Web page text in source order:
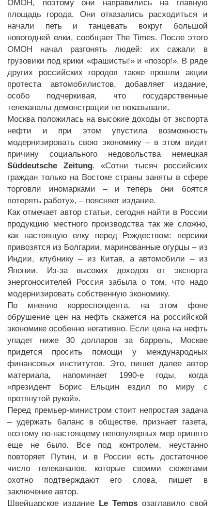
ОМОН, поэтому они направились на главную
площадь города. Они отказались расходиться и
начали петь и танцевать вокруг большой
новогодней елки, сообщает The Times. После этого
ОМОН начал разгонять людей: их сажали в
грузовики под крики «фашисты!» и «позор!». В ряде
других российских городов также прошли акции
протеста автомобилистов, добавляет издание,
особо подчеркивая, что государственные
телеканалы демонстрации не показывали.
Москва положилась на высокие доходы от экспорта
нефти и при этом упустила возможность
модернизировать свою экономику – в этом видит
причину социального недовольства немецкая
Süddeutsche Zeitung. «Сотни тысяч российских
граждан только на Востоке страны заняты в сфере
торговли иномарками – и теперь они боятся
потерять работу», – поясняет издание.
Как отмечает автор статьи, сегодня найти в России
продукцию местного производства так же сложно,
как настоящую елку перед Рождеством: персики
привозятся из Болгарии, маринованные огурцы – из
Индии, клубнику – из Китая, а автомобили – из
Японии. Из-за высоких доходов от экспорта
энергоносителей Россия забыла о том, что надо
модернизировать собственную экономику.
По мнению корреспондента, на этом фоне
обрушение цен на нефть скажется на российской
экономике особенно негативно. Если цена на нефть
упадет ниже 30 долларов за баррель, Москве
придется просить помощи у международных
финансовых институтов. Это, пишет далее автор
материала, напоминает 1990-е годы, когда
«президент Борис Ельцин ездил по миру с
протянутой рукой».
Перед премьер-министром стоит непростая задача
– удержать баланс в обществе, признает газета,
поэтому по-настоящему непопулярных мер принято
еще не было. Все под контролем, неустанно
повторяет Путин, и в России есть достаточное
число телеканалов, которые своими сюжетами
охотно подтверждают его слова, пишет в
заключение автор.
Швейцарское издание Le Temps озаглавило свой